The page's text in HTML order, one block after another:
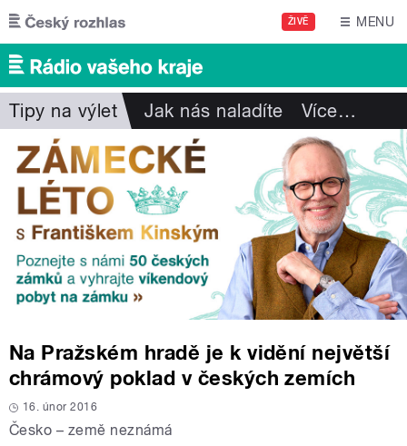
Přejít k hlavnímu obsahu
ŽIVĚ MENU
Tipy na výlet Jak nás naladíte Více…
Na Pražském hradě je k vidění největší
chrámový poklad v českých zemích
16. únor 2016
Česko – země neznámá